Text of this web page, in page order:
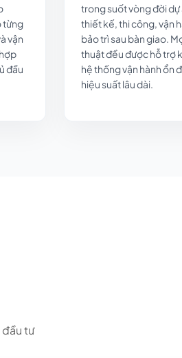
từng
vận
đầu
trong suốt vòng đời dự
thiết kế, thi công, vận
bảo trì sau bàn giao.
thuật đều được hỗ trợ
hệ thống vận hành ổn
hiệu suất lâu dài.
đầu tư